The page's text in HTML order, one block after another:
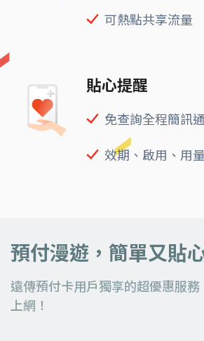
可熱點共享流量
貼心提醒
免查詢全程簡訊
效期、啟用、用
預付漫遊，簡單又貼
遠傳預付卡用戶獨享的超優惠服
上網！